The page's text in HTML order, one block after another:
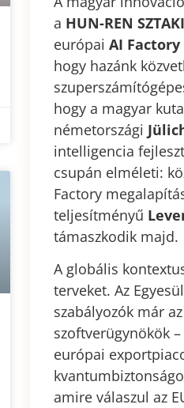
a HUN-REN SZTAKI
európai AI
hogy hazánk
hogy a magyar
németországi
intelligencia
csupán elméleti:
Factory
teljesítményű
támaszkodik majd.
A globális
terveket. Az
szabályozók már az
szoftverügynökök
európai
amire válaszul az